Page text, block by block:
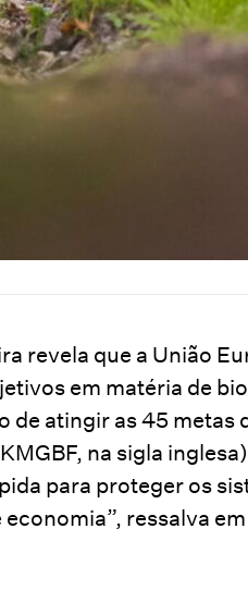
revela que a União
em matéria de
atingir as 45 metas
na sigla
para proteger os
ressalva